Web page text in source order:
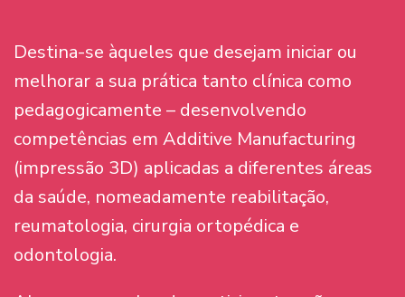
Destina-se àqueles que desejam iniciar ou
melhorar a sua prática tanto clínica como
pedagogicamente – desenvolvendo
competências em Additive Manufacturing
(impressão 3D) aplicadas a diferentes áreas
da saúde, nomeadamente reabilitação,
reumatologia, cirurgia ortopédica e
odontologia.